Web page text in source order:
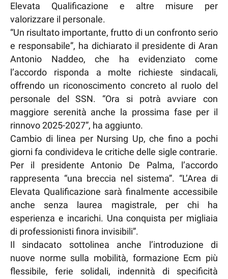
Elevata Qualificazione e altre misure per
valorizzare il personale.
“Un risultato importante, frutto di un confronto serio
e responsabile”, ha dichiarato il presidente di Aran
Antonio Naddeo, che ha evidenziato come
l’accordo risponda a molte richieste sindacali,
offrendo un riconoscimento concreto al ruolo del
personale del SSN. “Ora si potrà avviare con
maggiore serenità anche la prossima fase per il
rinnovo 2025-2027”, ha aggiunto.
Cambio di linea per Nursing Up, che fino a pochi
giorni fa condivideva le critiche delle sigle contrarie.
Per il presidente Antonio De Palma, l’accordo
rappresenta “una breccia nel sistema”. “L’Area di
Elevata Qualificazione sarà finalmente accessibile
anche senza laurea magistrale, per chi ha
esperienza e incarichi. Una conquista per migliaia
di professionisti finora invisibili”.
Il sindacato sottolinea anche l’introduzione di
nuove norme sulla mobilità, formazione Ecm più
flessibile, ferie solidali, indennità di specificità